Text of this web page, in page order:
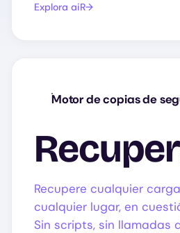
Explora aiR
Motor de copias de
Recupere cualquier
cualquier lugar, en
Sin scripts, sin llamadas